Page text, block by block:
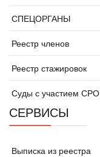
СПЕЦОРГАНЫ
Реестр членов
Реестр стажировок
Суды с участием СРО
СЕРВИСЫ
Выписка из реестра